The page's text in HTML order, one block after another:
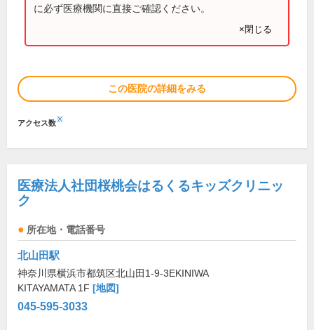
に必ず医療機関に直接ご確認ください。
×閉じる
この医院の詳細をみる
アクセス数※
医療法人社団桜桃会はるくるキッズクリニッ
ク
所在地・電話番号
北山田駅
神奈川県横浜市都筑区北山田1-9-3EKINIWA
KITAYAMATA 1F [地図]
045-595-3033